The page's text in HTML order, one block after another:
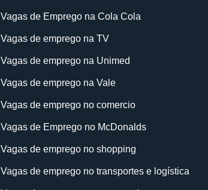
Vagas de Emprego na Cola Cola
Vagas de emprego na TV
Vagas de emprego na Unimed
Vagas de emprego na Vale
Vagas de emprego no comercio
Vagas de Emprego no McDonalds
Vagas de emprego no shopping
Vagas de emprego no transportes e logística